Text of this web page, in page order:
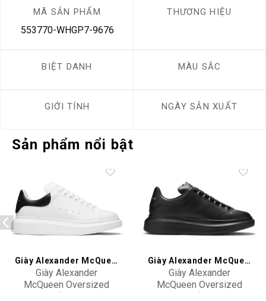
MÃ SẢN PHẨM
553770-WHGP7-9676
THƯƠNG HIỆU
BIỆT DANH MÀU SẮC
GIỚI TÍNH NGÀY SẢN XUẤT
Sản phẩm nổi bật
wishlist
Giày Alexander McQueen
Giày Alexander
McQueen Oversized
Sneaker ‘White Black’
Add to
wishlist
Giày Alexander McQueen
Giày Alexander
McQueen Oversized
Sneaker ‘All Black’